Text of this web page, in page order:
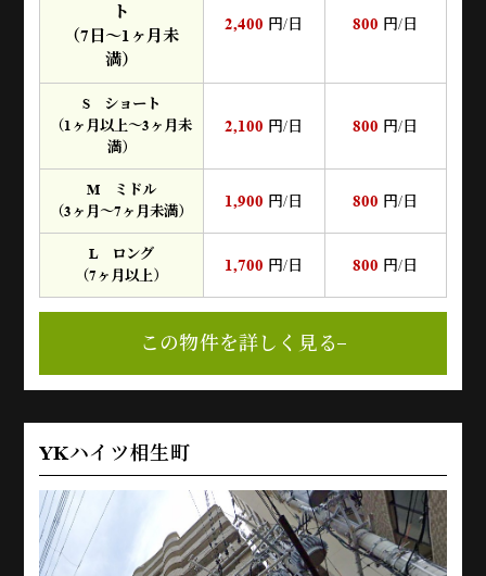
ト
（7日～1ヶ月未
満）
2,400 円/日 800 円/日
S ショート
（1ヶ月以上～3ヶ月未
満）
2,100 円/日 800 円/日
M ミドル
（3ヶ月～7ヶ月未満）
1,900 円/日 800 円/日
L ロング
（7ヶ月以上）
1,700 円/日 800 円/日
この物件を詳しく見る
YKハイツ相生町